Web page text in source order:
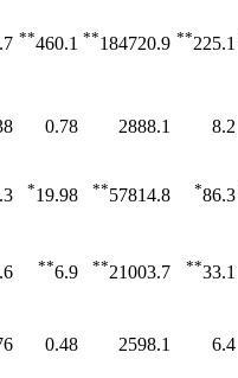
225.1
**
184720.9
**
460.1
**
8.2
2888.1
0.78
86.3
*
57814.8
**
19.98
*
33.1
**
21003.7
**
6.9
**
6.4
2598.1
0.48